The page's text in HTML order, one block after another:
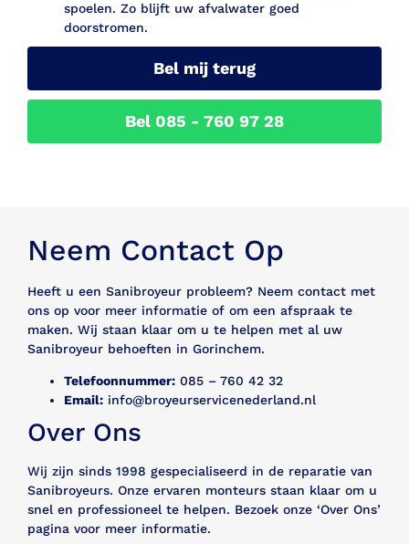
spoelen. Zo blijft uw afvalwater goed
doorstromen.
Bel mij terug
Bel 085 - 760 97 28
Neem Contact Op
Heeft u een Sanibroyeur probleem? Neem contact met
ons op voor meer informatie of om een afspraak te
maken. Wij staan klaar om u te helpen met al uw
Sanibroyeur behoeften in Gorinchem.
Telefoonnummer: 085 – 760 42 32
Email: info@broyeurservicenederland.nl
Over Ons
Wij zijn sinds 1998 gespecialiseerd in de reparatie van
Sanibroyeurs. Onze ervaren monteurs staan klaar om u
snel en professioneel te helpen. Bezoek onze ‘Over Ons’
pagina voor meer informatie.